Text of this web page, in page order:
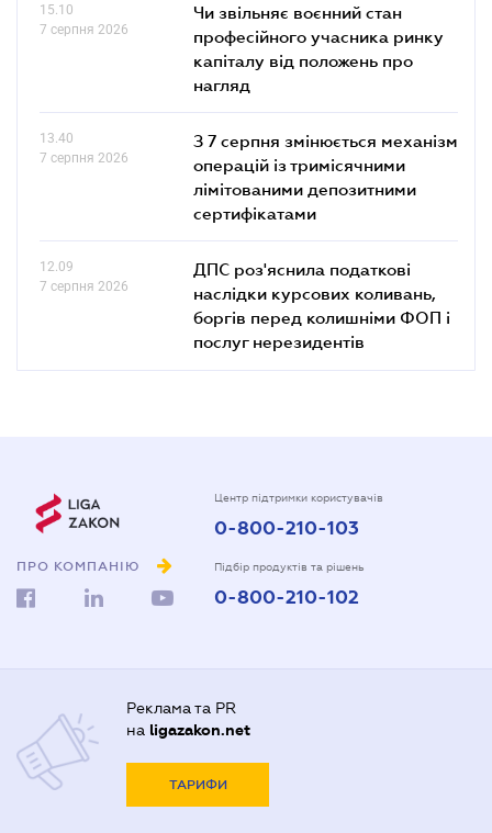
15.10
7 серпня 2026
Чи звільняє воєнний стан
професійного учасника ринку
капіталу від положень про
нагляд
13.40
7 серпня 2026
З 7 серпня змінюється механізм
операцій із тримісячними
лімітованими депозитними
сертифікатами
12.09
7 серпня 2026
ДПС роз'яснила податкові
наслідки курсових коливань,
боргів перед колишніми ФОП і
послуг нерезидентів
ПРО КОМПАНІЮ
Центр підтримки користувачів
0-800-210-103
Підбір продуктів та рішень
0-800-210-102
Реклама та PR
на ligazakon.net
ТАРИФИ